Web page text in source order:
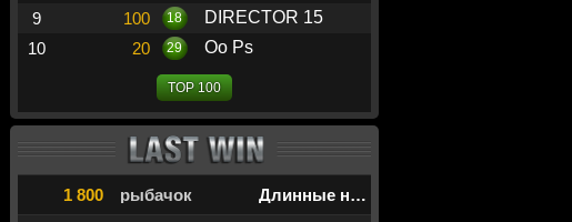
9
100 18
DIRECTOR 15
10
20 29 Oo Ps
TOP 100
1 800 рыбачок Длинные нарды